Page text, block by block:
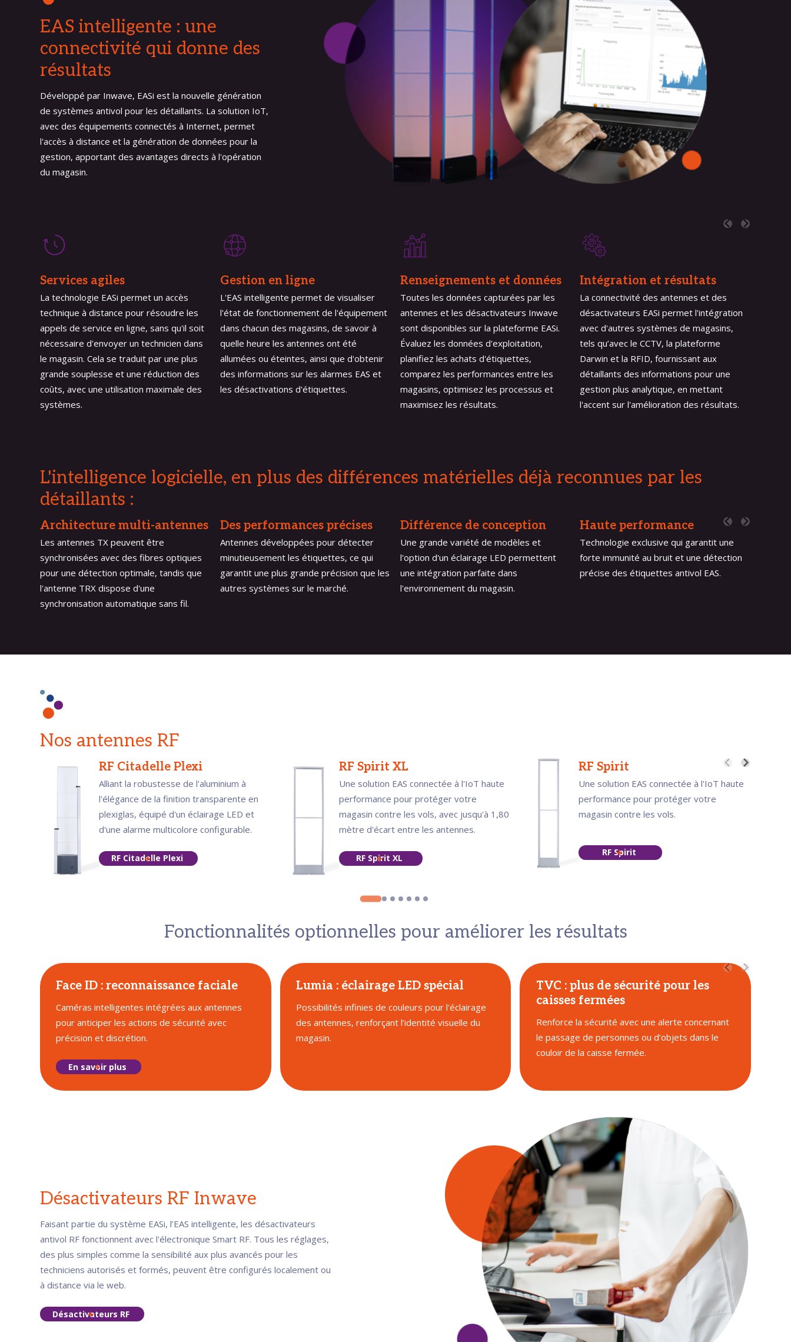
EAS intelligente : une
connectivité qui donne des
résultats
Développé par Inwave, EASi est la nouvelle génération
de systèmes antivol pour les détaillants. La solution IoT,
avec des équipements connectés à Internet, permet
l'accès à distance et la génération de données pour la
gestion, apportant des avantages directs à l'opération
du magasin.
Services agiles
La technologie EASi permet un accès
technique à distance pour résoudre les
appels de service en ligne, sans qu'il soit
nécessaire d'envoyer un technicien dans
le magasin. Cela se traduit par une plus
grande souplesse et une réduction des
coûts, avec une utilisation maximale des
systèmes.
Gestion en ligne
L'EAS intelligente permet de visualiser
l'état de fonctionnement de l'équipement
dans chacun des magasins, de savoir à
quelle heure les antennes ont été
allumées ou éteintes, ainsi que d'obtenir
des informations sur les alarmes EAS et
les désactivations d'étiquettes.
Renseignements et données
Toutes les données capturées par les
antennes et les désactivateurs Inwave
sont disponibles sur la plateforme EASi.
Évaluez les données d'exploitation,
planifiez les achats d'étiquettes,
comparez les performances entre les
magasins, optimisez les processus et
maximisez les résultats.
Intégration et résultats
La connectivité des antennes et des
désactivateurs EASi permet l'intégration
avec d'autres systèmes de magasins,
tels qu’avec le CCTV, la plateforme
Darwin et la RFID, fournissant aux
détaillants des informations pour une
gestion plus analytique, en mettant
l'accent sur l'amélioration des résultats.
L'intelligence logicielle, en plus des différences matérielles déjà reconnues par les
détaillants :
Architecture multi-antennes
Les antennes TX peuvent être
synchronisées avec des fibres optiques
pour une détection optimale, tandis que
l'antenne TRX dispose d'une
synchronisation automatique sans fil.
Des performances précises
Antennes développées pour détecter
minutieusement les étiquettes, ce qui
garantit une plus grande précision que les
autres systèmes sur le marché.
Différence de conception
Une grande variété de modèles et
l'option d'un éclairage LED permettent
une intégration parfaite dans
l'environnement du magasin.
Haute performance
Technologie exclusive qui garantit une
forte immunité au bruit et une détection
précise des étiquettes antivol EAS.
Nos antennes RF
RF Citadelle Plexi
Alliant la robustesse de l'aluminium à
l'élégance de la finition transparente en
plexiglas, équipé d'un éclairage LED et
d'une alarme multicolore configurable.
RF Citadelle Plexi
RF Spirit XL
Une solution EAS connectée à l'IoT haute
performance pour protéger votre
magasin contre les vols, avec jusqu'à 1,80
mètre d'écart entre les antennes.
RF Spirit XL
RF Spirit
Une solution EAS connectée à l'IoT haute
performance pour protéger votre
magasin contre les vols.
RF Spirit
Fonctionnalités optionnelles pour améliorer les résultats
Face ID : reconnaissance faciale
Caméras intelligentes intégrées aux antennes
pour anticiper les actions de sécurité avec
précision et discrétion.
En savoir plus
Lumia : éclairage LED spécial
Possibilités infinies de couleurs pour l'éclairage
des antennes, renforçant l’identité visuelle du
magasin.
TVC : plus de sécurité pour les
caisses fermées
Renforce la sécurité avec une alerte concernant
le passage de personnes ou d’objets dans le
couloir de la caisse fermée.
Désactivateurs RF Inwave
Faisant partie du système EASi, l’EAS intelligente, les désactivateurs
antivol RF fonctionnent avec l'électronique Smart RF. Tous les réglages,
des plus simples comme la sensibilité aux plus avancés pour les
techniciens autorisés et formés, peuvent être configurés localement ou
à distance via le web.
Désactivateurs RF